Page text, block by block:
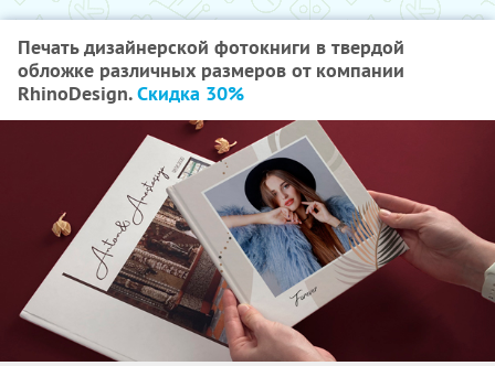
Печать дизайнерской фотокниги в твердой
обложке различных размеров от компании
RhinoDesign.Скидка 30%